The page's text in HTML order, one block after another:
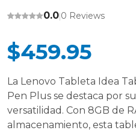
0.0|0 Reviews
$459.95
La Lenovo Tableta Idea
Pen Plus se destaca por
versatilidad. Con 8GB de
almacenamiento, esta